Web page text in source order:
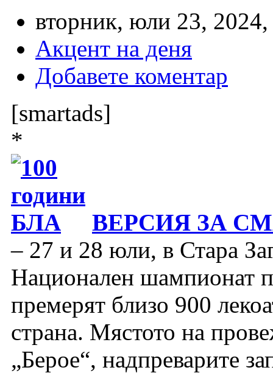
вторник, юли 23,
Акцент на деня
Добавете коментар
[smartads]
*
ВЕРСИЯ ЗА
– 27 и 28 юли, в Стара
Национален шампионат
премерят близо 900
страна. Мястото на
„Берое“, надпреварите